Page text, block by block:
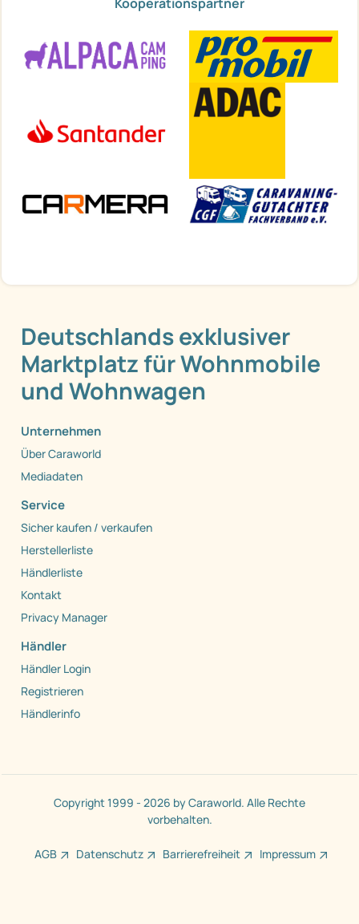
Deutschlands exklusiver
Marktplatz für Wohnmobile
und Wohnwagen
Unternehmen
Über Caraworld
Mediadaten
Service
Sicher kaufen / verkaufen
Herstellerliste
Händlerliste
Kontakt
Privacy Manager
Händler
Händler Login
Registrieren
Händlerinfo
Copyright 1999 - 2026 by Caraworld. Alle Rechte
vorbehalten.
AGB Datenschutz Barrierefreiheit Impressum